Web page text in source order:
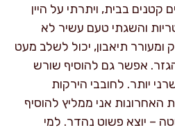
קטנים בבית, ויתרתי על היין
והשגתי טעם עשיר לא
תיאבון, יכול לשלב מעט
אפשר גם להוסיף שורש
יותר. לחובבי הירקות
אני ממליץ להוסיף
– יוצא פשוט נהדר. למי